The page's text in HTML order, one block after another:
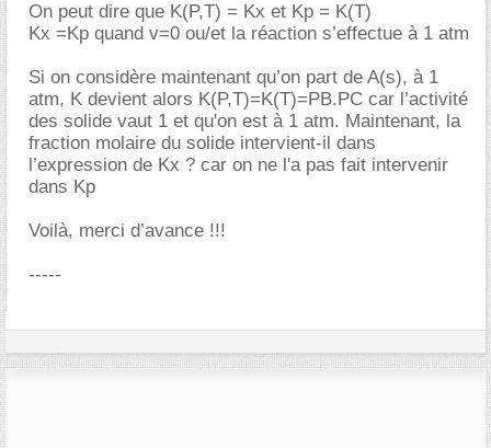
On peut dire que K(P,T) = Kx et Kp = K(T)
Kx =Kp quand v=0 ou/et la réaction s’effectue à 1 atm
Si on considère maintenant qu’on part de A(s), à 1
atm, K devient alors K(P,T)=K(T)=PB.PC car l’activité
des solide vaut 1 et qu'on est à 1 atm. Maintenant, la
fraction molaire du solide intervient-il dans
l’expression de Kx ? car on ne l'a pas fait intervenir
dans Kp
Voilà, merci d’avance !!!
-----